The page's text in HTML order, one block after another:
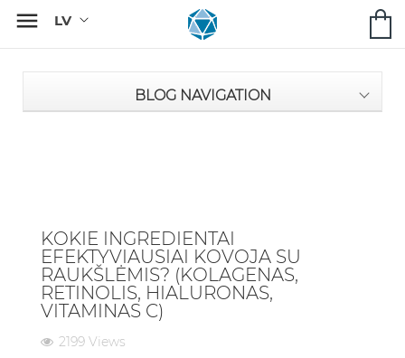

BLOG NAVIGATION
KOKIE INGREDIENTAI
EFEKTYVIAUSIAI KOVOJA SU
RAUKŠLĖMIS? (KOLAGENAS,
RETINOLIS, HIALURONAS,
VITAMINAS C)
2199 Views